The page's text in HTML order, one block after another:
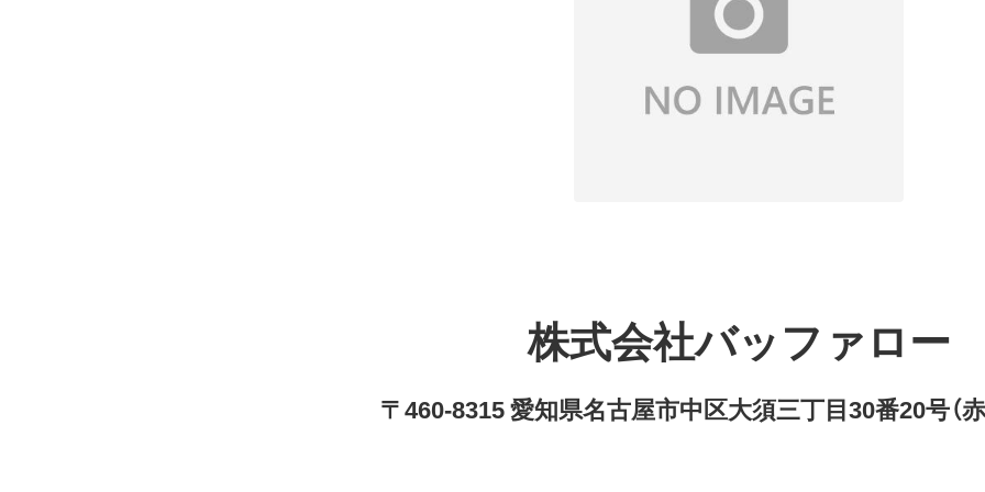
株式会社バッファロー
〒460-8315 愛知県名古屋市中区大須三丁目30番20号（